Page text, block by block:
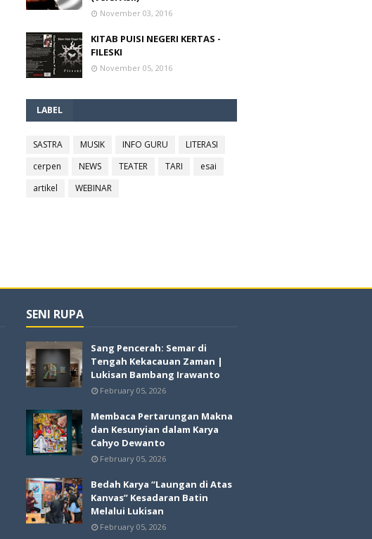
November 03, 2016
KITAB PUISI NEGERI KERTAS -
FILESKI
November 05, 2016
LABEL
SASTRA MUSIK INFO GURU
LITERASI
cerpen
NEWS TEATER TARI
esai
artikel
WEBINAR
SENI RUPA
Sang Pencerah: Semar di
Tengah Kekacauan Zaman |
Lukisan Bambang Irawanto
February 05, 2026
Membaca Pertarungan Makna
dan Kesunyian dalam Karya
Cahyo Dewanto
February 05, 2026
Bedah Karya “Laungan di Atas
Kanvas” Kesadaran Batin
Melalui Lukisan
February 05, 2026